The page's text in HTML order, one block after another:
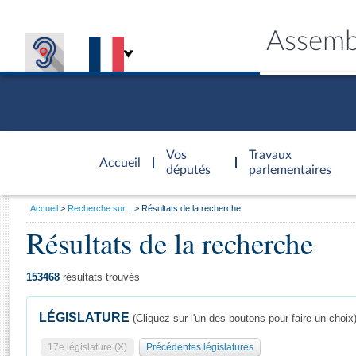
Accueil
d'accueil
Vos
députés
Travaux
parlementaires
Général
Vous
Accueil Recherche sur... Résultats de la recherche
Résultats de la recherche
153468 résultats trouvés
LÉGISLATURE (Cliquez sur l'un des boutons pour faire un choix)
17e législature (X) Précédentes législatures